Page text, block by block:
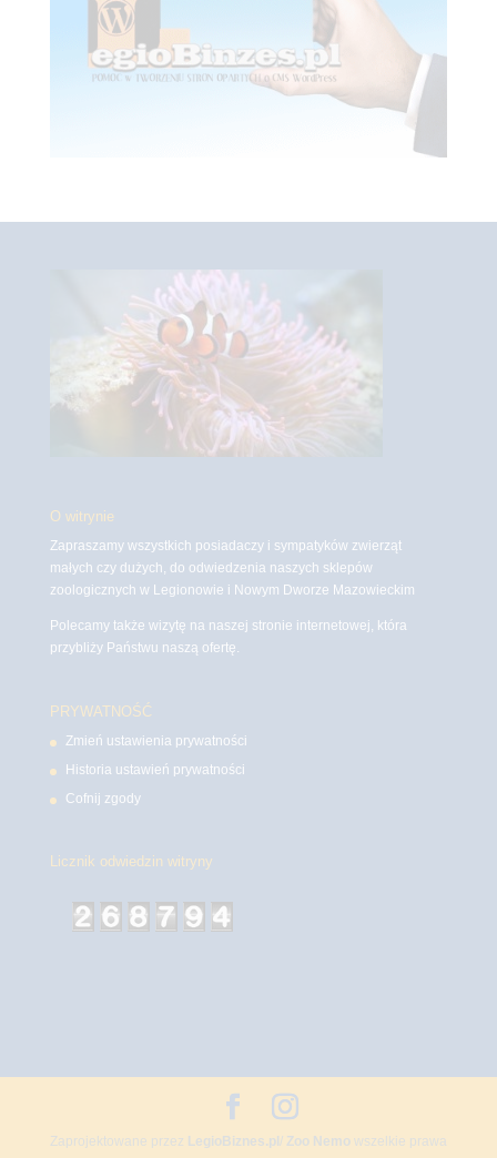
O witrynie
Zapraszamy wszystkich posiadaczy i sympatyków zwierząt
małych czy dużych, do odwiedzenia naszych sklepów
zoologicznych w Legionowie i Nowym Dworze Mazowieckim
Polecamy także wizytę na naszej stronie internetowej, która
przybliży Państwu naszą ofertę.
PRYWATNOŚĆ
Zmień ustawienia prywatności
Historia ustawień prywatności
Cofnij zgody
Licznik odwiedzin witryny
Zaprojektowane przez LegioBiznes.pl/ Zoo Nemowszelkie prawa